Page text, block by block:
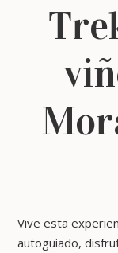
Vive esta
autoguiado,